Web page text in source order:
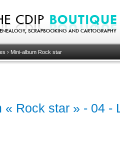
› Mini-album Rock star
« Rock star » - 04 -